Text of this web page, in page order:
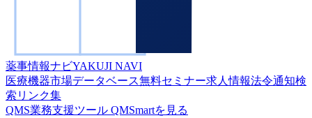
薬事情報ナビYAKUJI NAVI
医療機器市場データベース無料セミナー求人情報法令通知検
索 リンク集
QMS業務支援ツール QMSmartを見る